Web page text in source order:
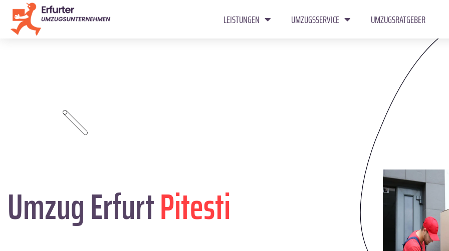
LEISTUNGEN UMZUGSSERVICE UMZUGSRATGEBER
Umzug ErfurtPitesti